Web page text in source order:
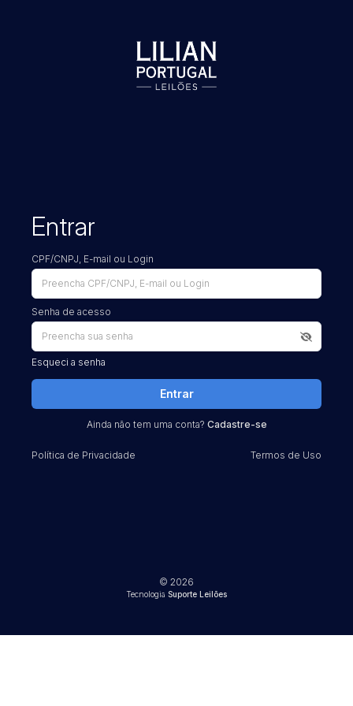
Entrar
CPF/CNPJ, E-mail ou Login
Senha de acesso
Esqueci a senha
Entrar
Ainda não tem uma conta? Cadastre-se
Política de Privacidade Termos de Uso
© 2026
Tecnologia Suporte Leilões